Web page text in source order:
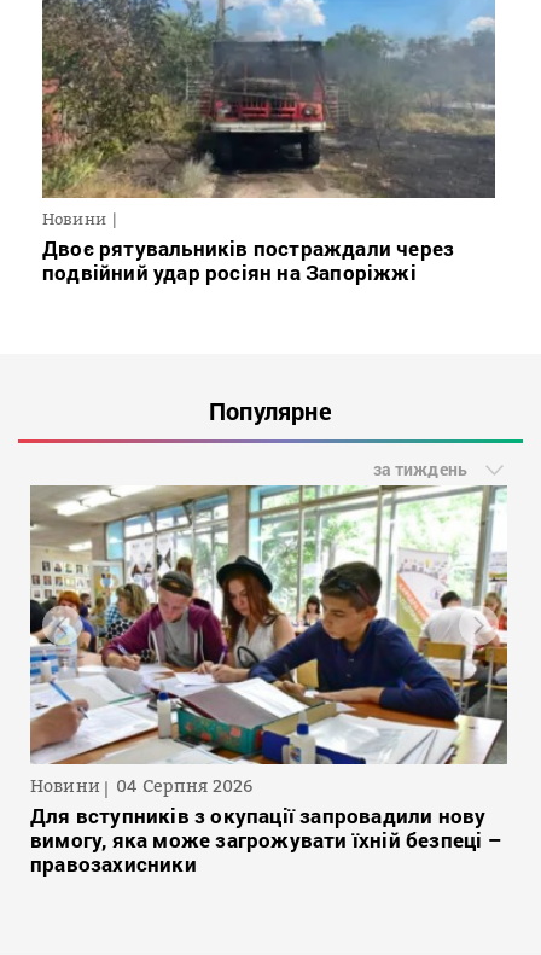
Новини
Двоє рятувальників постраждали через
подвійний удар росіян на Запоріжжі
Популярне
за тиждень
Новини 04 Серпня 2026
Для вступників з окупації запровадили нову
вимогу, яка може загрожувати їхній безпеці –
правозахисники